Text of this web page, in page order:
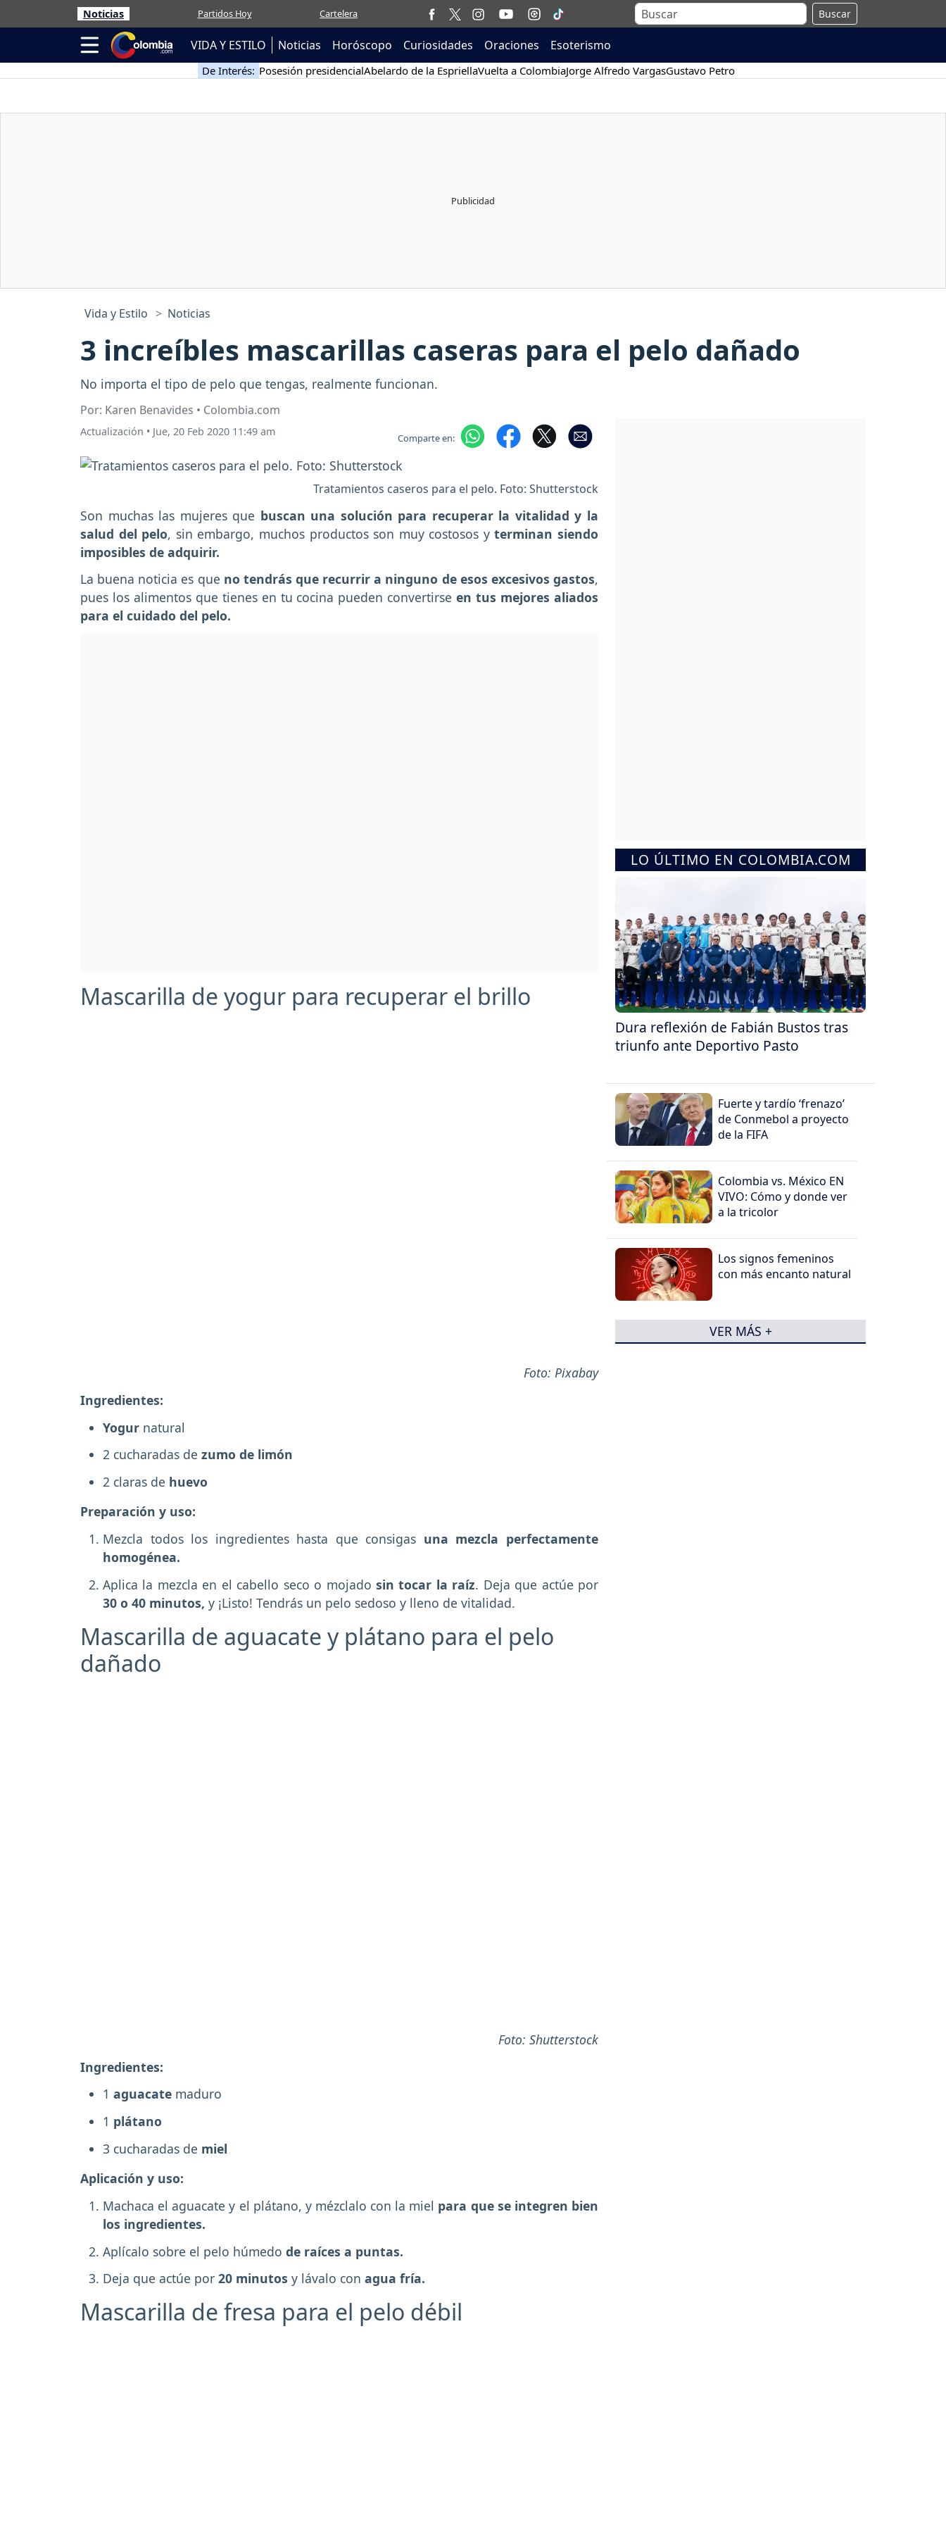
Noticias Partidos Hoy Cartelera Buscar
VIDA Y ESTILO Noticias Horóscopo Curiosidades Oraciones Esoterismo
De Interés: Posesión presidencialAbelardo de la EspriellaVuelta a ColombiaJorge Alfredo VargasGustavo Petro
Vida y Estilo Noticias
3 increíbles mascarillas caseras para el pelo dañado
No importa el tipo de pelo que tengas, realmente funcionan.
Por: Karen Benavides • Colombia.com
Actualización • Jue, 20 Feb 2020 11:49 am Comparte en:
Tratamientos caseros para el pelo. Foto: Shutterstock
Son muchas las mujeres que buscan una solución para recuperar la vitalidad y la
salud del pelo, sin embargo, muchos productos son muy costosos yterminan siendo
imposibles de adquirir.
La buena noticia es que no tendrás que recurrir a ninguno de esos excesivos gastos,
pues los alimentos que tienes en tu cocina pueden convertirseen tus mejores aliados
para el cuidado del pelo.
Mascarilla de yogur para recuperar el brillo
Foto: Pixabay
Ingredientes:
Yogur natural
2 cucharadas de zumo de limón
2 claras de huevo
Preparación y uso:
Mezcla todos los ingredientes hasta que consigas una mezcla perfectamente
homogénea.
Aplica la mezcla en el cabello seco o mojado sin tocar la raíz. Deja que actúe por
30 o 40 minutos, y ¡Listo! Tendrás un pelo sedoso y lleno de vitalidad.
Mascarilla de aguacate y plátano para el pelo
dañado
Foto: Shutterstock
Ingredientes:
1 aguacate maduro
1 plátano
3 cucharadas de miel
Aplicación y uso:
Machaca el aguacate y el plátano, y mézclalo con la miel para que se integren bien
los ingredientes.
Aplícalo sobre el pelo húmedo de raíces a puntas.
Deja que actúe por 20 minutos y lávalo con agua fría.
Mascarilla de fresa para el pelo débil
LO ÚLTIMO EN COLOMBIA.COM
Dura reflexión de Fabián Bustos tras
triunfo ante Deportivo Pasto
Fuerte y tardío ‘frenazo’
de Conmebol a proyecto
de la FIFA
Colombia vs. México EN
VIVO: Cómo y donde ver
a la tricolor
Los signos femeninos
con más encanto natural
VER MÁS +